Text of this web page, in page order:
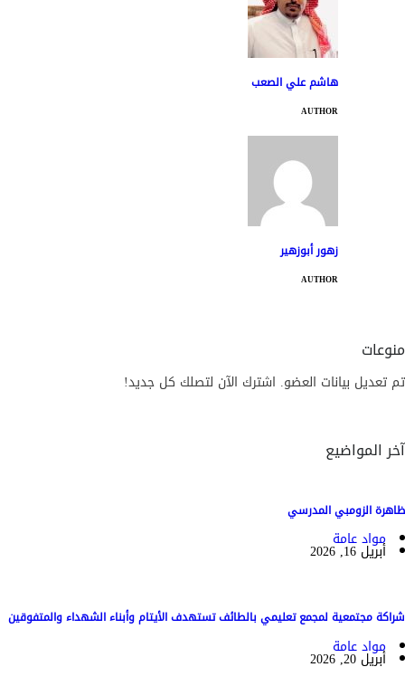
هاشم علي الصعب
AUTHOR
زهور أبوزهير
AUTHOR
منوعات
تم تعديل بيانات العضو. اشترك الآن لتصلك كل جديد!
آخر المواضيع
ظاهرة الزومبي المدرسي
مواد عامة
أبريل 16, 2026
شراكة مجتمعية لمجمع تعليمي بالطائف تستهدف الأيتام وأبناء الشهداء والمتفوقين
مواد عامة
أبريل 20, 2026